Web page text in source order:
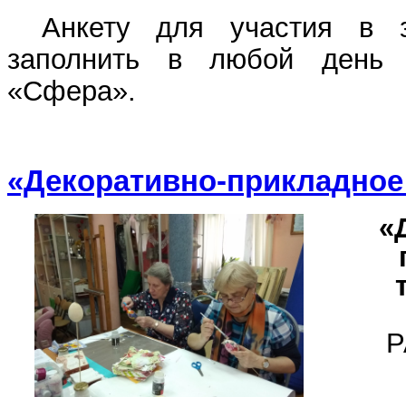
Анкету для участия в
заполнить в любой
«Сфера».
«Декоративно-